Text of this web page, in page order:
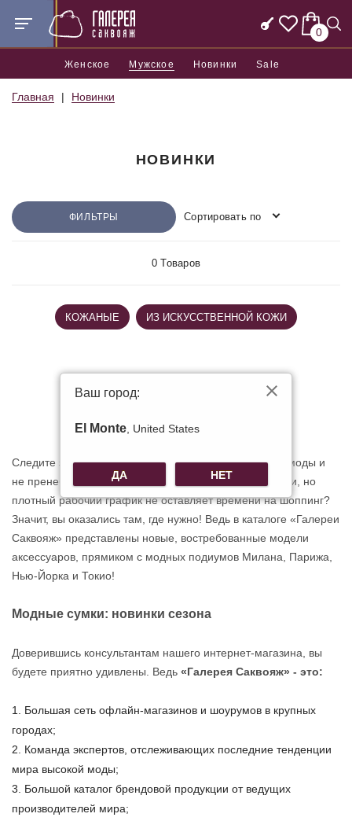
0
Женское Мужское Новинки Sale
Главная Новинки
НОВИНКИ
ФИЛЬТРЫ Сортировать по
0 Товаров
КОЖАНЫЕ ИЗ ИСКУССТВЕННОЙ КОЖИ
Следите за последними новостями из мира высокой моды и
не пренебрегаете возможностью купить сумки новинки, но
плотный рабочий график не оставляет времени на шоппинг?
Значит, вы оказались там, где нужно! Ведь в каталоге «Галереи
Саквояж» представлены новые, востребованные модели
аксессуаров, прямиком с модных подиумов Милана, Парижа,
Нью-Йорка и Токио!
Модные сумки: новинки сезона
Доверившись консультантам нашего интернет-магазина, вы
будете приятно удивлены. Ведь «Галерея Саквояж» - это:
Большая сеть офлайн-магазинов и шоурумов в крупных
городах;
Команда экспертов, отслеживающих последние тенденции
мира высокой моды;
Большой каталог брендовой продукции от ведущих
производителей мира;
Ваш город:
El Monte , United States
ДА НЕТ